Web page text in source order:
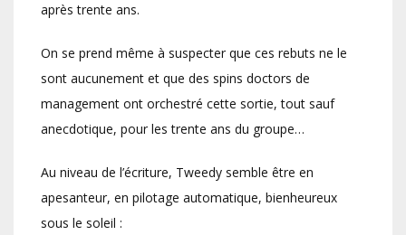
après trente ans.
On se prend même à suspecter que ces rebuts ne le
sont aucunement et que des spins doctors de
management ont orchestré cette sortie, tout sauf
anecdotique, pour les trente ans du groupe…
Au niveau de l’écriture, Tweedy semble être en
apesanteur, en pilotage automatique, bienheureux
sous le soleil :